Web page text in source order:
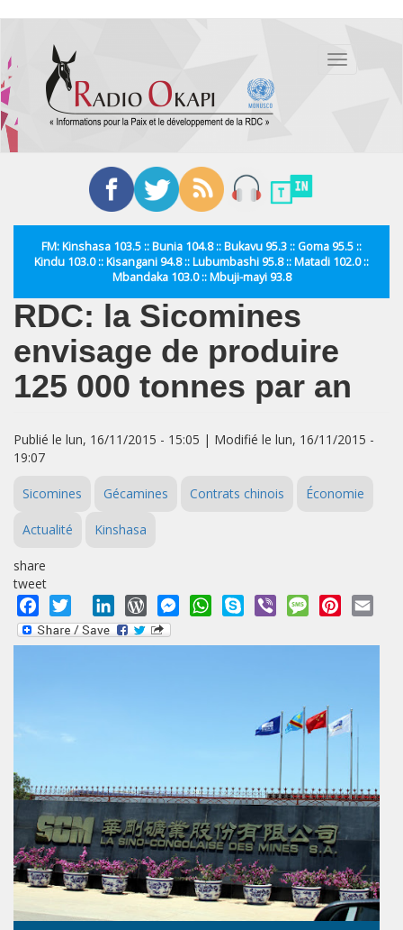
contenu
principal
Toggle
FM: Kinshasa 103.5 :: Bunia 104.8 :: Bukavu 95.3 :: Goma 95.5 ::
Kindu 103.0 :: Kisangani 94.8 :: Lubumbashi 95.8 :: Matadi 102.0 ::
Mbandaka 103.0 :: Mbuji-mayi 93.8
RDC: la Sicomines
envisage de produire
125 000 tonnes par an
Publié le lun, 16/11/2015 - 15:05 | Modifié le lun, 16/11/2015 -
19:07
Sicomines Gécamines Contrats chinois Économie
Actualité Kinshasa
share
tweet
Facebook
Twitter LinkedInWordPressMessengerWhatsApp
Skype Viber MessagePinterest